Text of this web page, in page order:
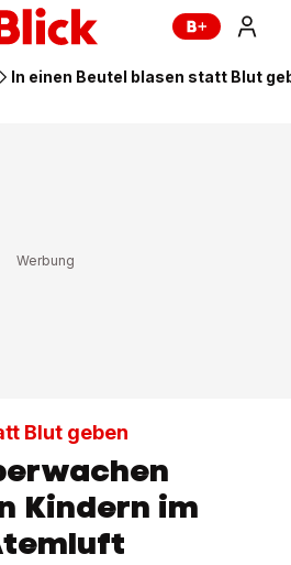
In einen Beutel blasen statt Blut
Blut geben
Kindern im